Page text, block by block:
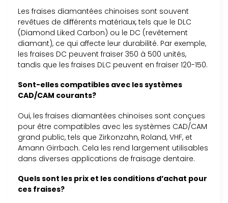
Les fraises diamantées chinoises sont souvent
revêtues de différents matériaux, tels que le DLC
(Diamond Liked Carbon) ou le DC (revêtement
diamant), ce qui affecte leur durabilité. Par exemple,
les fraises DC peuvent fraiser 350 à 500 unités,
tandis que les fraises DLC peuvent en fraiser 120-150.
Sont-elles compatibles avec les systèmes
CAD/CAM courants?
Oui, les fraises diamantées chinoises sont conçues
pour être compatibles avec les systèmes CAD/CAM
grand public, tels que Zirkonzahn, Roland, VHF, et
Amann Girrbach. Cela les rend largement utilisables
dans diverses applications de fraisage dentaire.
Quels sont les prix et les conditions d’achat pour
ces fraises?